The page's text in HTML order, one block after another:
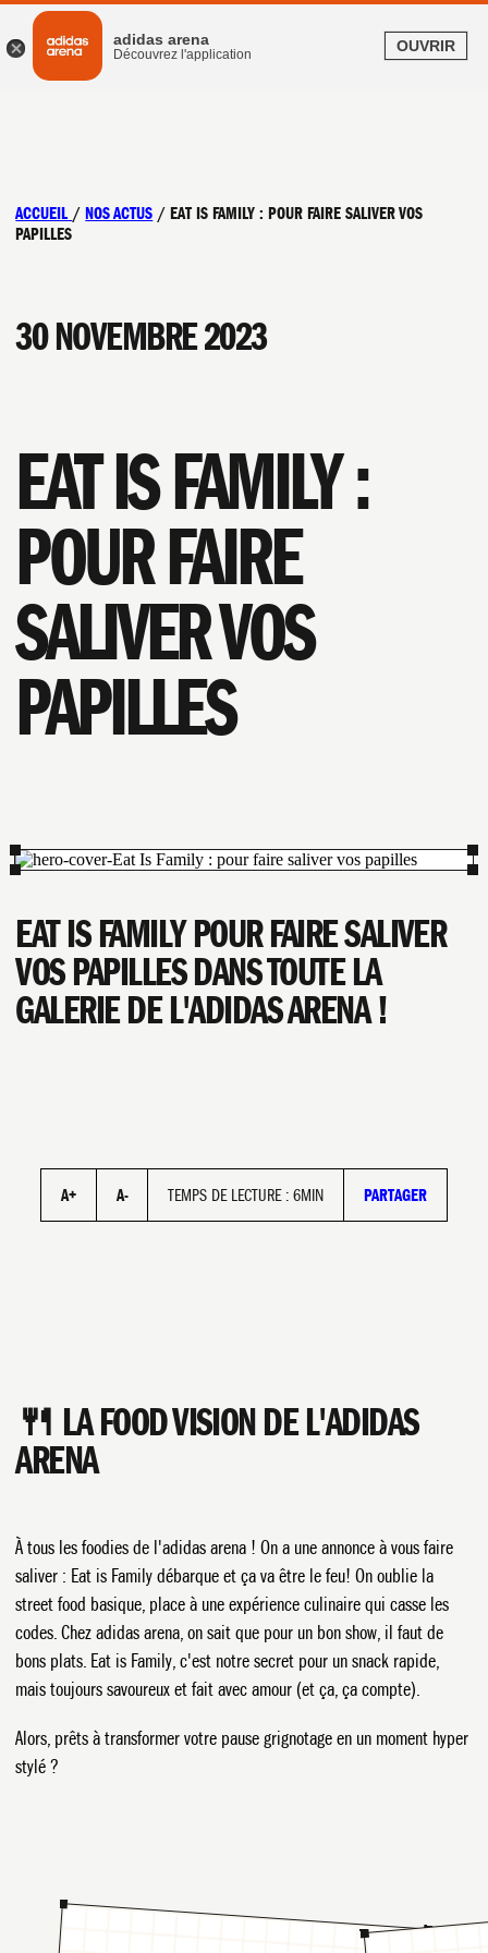
adidas arena
Découvrez l'application OUVRIR
ACCUEIL /NOS ACTUS /EAT IS FAMILY : POUR FAIRE SALIVER VOS
PAPILLES
30 NOVEMBRE 2023
EAT IS FAMILY :
POUR FAIRE
SALIVER VOS
PAPILLES
EAT IS FAMILY POUR FAIRE SALIVER
VOS PAPILLES DANS TOUTE LA
GALERIE DE L'ADIDAS ARENA !
A+ A- TEMPS DE LECTURE : 6MIN PARTAGER
FACEBOOK
TWITTER/X
🍴 LA FOOD VISION DE L'ADIDAS
ARENA
À tous les foodies de l'adidas arena ! On a une annonce à vous faire
saliver : Eat is Family débarque et ça va être le feu! On oublie la
street food basique, place à une expérience culinaire qui casse les
codes. Chez adidas arena, on sait que pour un bon show, il faut de
bons plats. Eat is Family, c'est notre secret pour un snack rapide,
mais toujours savoureux et fait avec amour (et ça, ça compte).
Alors, prêts à transformer votre pause grignotage en un moment hyper
stylé ?